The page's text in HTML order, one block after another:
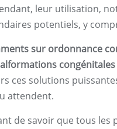
leur utilisation,
potentiels, y
sur ordonnance
congénitales
ces solutions
attendent.
de savoir que tous